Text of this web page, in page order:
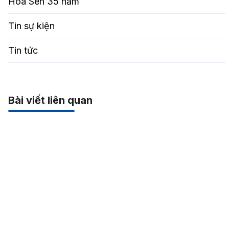
Tin sự kiện
Tin tức
Bài viết liên quan